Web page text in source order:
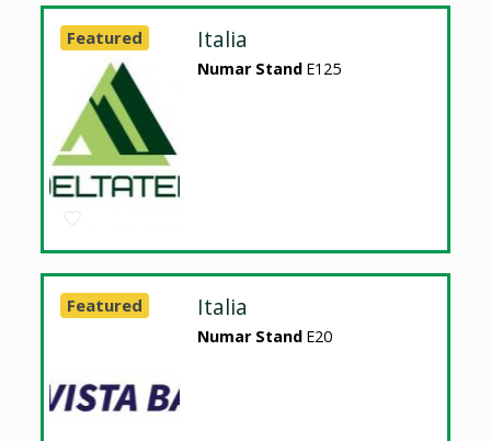
Italia
Numar Stand E125
Featured
Italia
Numar Stand E20
Featured